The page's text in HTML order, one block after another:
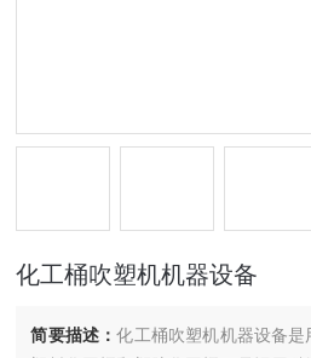
化工桶吹塑机机器设备
简要描述：化工桶吹塑机机器设备